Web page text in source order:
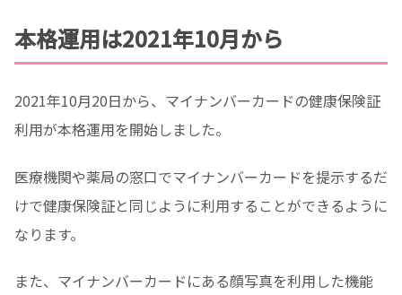
本格運用は2021年10月から
2021年10月20日から、マイナンバーカードの健康保険証
利用が本格運用を開始しました。
医療機関や薬局の窓口でマイナンバーカードを提示するだ
けで健康保険証と同じように利用することができるように
なります。
また、マイナンバーカードにある顔写真を利用した機能